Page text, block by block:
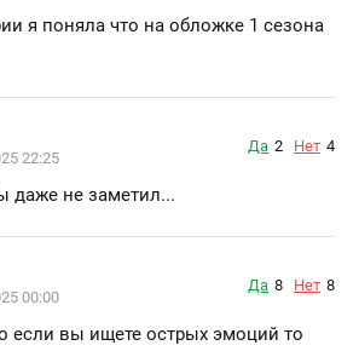
я поняла что на обложке 1 сезона
22:25
Да 2 Нет 4
даже не заметил...
00:00
Да 8 Нет 8
если вы ищете острых эмоций то